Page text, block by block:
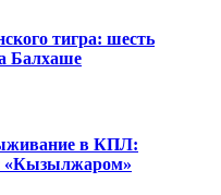
тигра: шесть
Балхаше
в КПЛ:
«Кызылжаром»